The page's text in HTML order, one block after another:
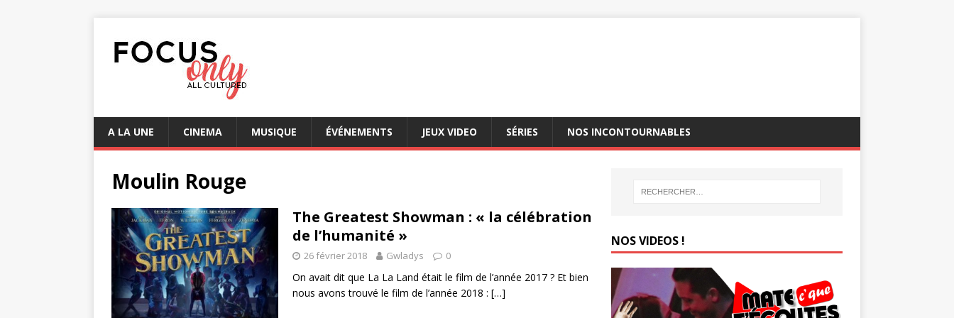
A LA UNE CINEMA MUSIQUE ÉVÉNEMENTS JEUX VIDEO SÉRIES NOS INCONTOURNABLES
Moulin Rouge
The Greatest Showman : « la célébration
de l’humanité »
26 février 2018 Gwladys 0
On avait dit que La La Land était le film de l’année 2017 ? Et bien
nous avons trouvé le film de l’année 2018 : […]
NOS VIDEOS !